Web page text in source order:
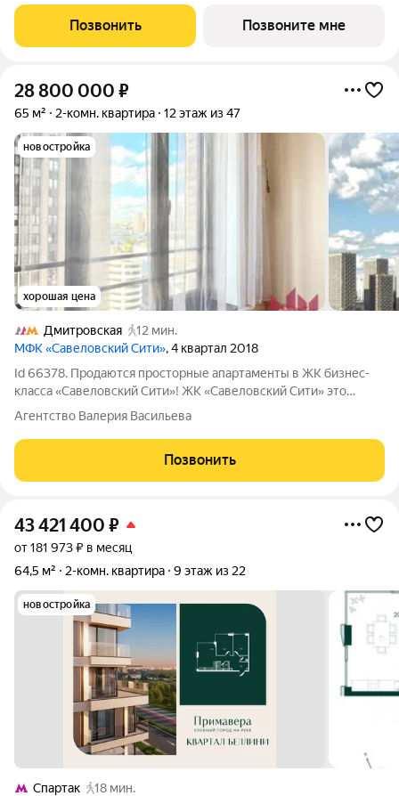
Приватная зона с 2
Позвонить Позвоните мне
28 800 000 ₽
65 м² 2-комн. квартира 12 этаж из 47
новостройка
хорошая цена
Дмитровская
12 мин.
МФК «Савеловский Сити», 4 квартал 2018
Id 66378. Продаются просторные апартаменты в ЖК бизнес-
класса «Савеловский Сити»! ЖК «Савеловский Сити» это
концептуальный жилой комплекс в стиле нью-йоркских
небоскребов в престижном Бутырском районе (СВАО).
Квартира расположена в корпусе, который
Агентство Валерия Васильева
Позвонить
43 421 400 ₽
от 181 973 ₽ в месяц
64,5 м²
2-комн. квартира 9 этаж из 22
новостройка
Спартак
18 мин.